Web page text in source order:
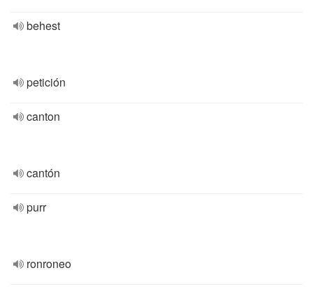
behest
petición
canton
cantón
purr
ronroneo